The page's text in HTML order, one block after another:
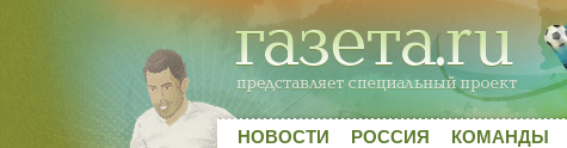
НОВОСТИ РОССИЯ КОМАНДЫ